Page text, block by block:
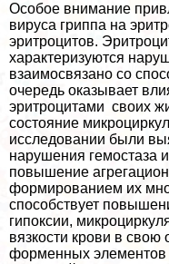
Особое внимание
вируса гриппа на
эритроцитов.
хаpaктеризуются
взаимосвязано со
очередь оказывает
эритроцитами своих
состояние
исследовании были
нарушения гемостаза
повышение
формированием их
способствует
гипоксии,
вязкости крови в свою
форменных элементов